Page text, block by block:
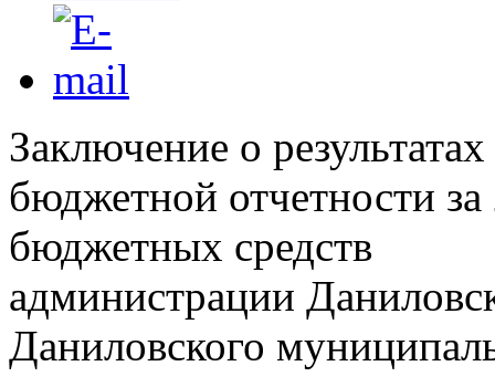
Заключение о
бюджетной отчетности за
бюджетных средств
администрации
Даниловского